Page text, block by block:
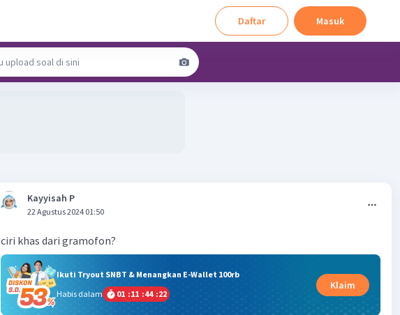
Daftar Masuk
Kayyisah P
22 Agustus 2024 01:50
ciri khas dari gramofon?
Ikuti Tryout SNBT & Menangkan E-Wallet 100rb
Habis dalam
01 :11 :44 :22
Klaim